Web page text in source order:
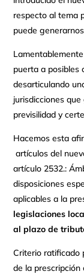
respecto al tema
puede
puerta a posibles
desarticulando
jurisdicciones
previsilidad y
Hacemos esta
artículos del
artículo 2532.:
disposiciones
aplicables a la
legislaciones
al plazo de
Criterio ratificado
de la